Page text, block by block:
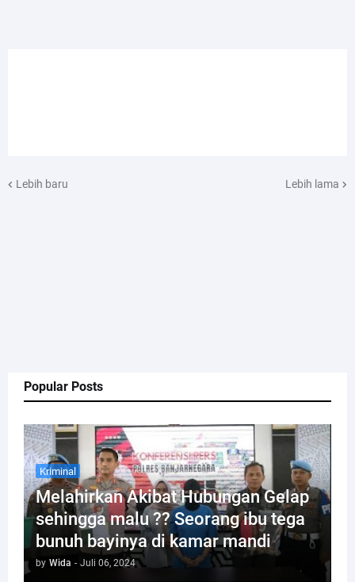
Popular Posts
Kriminal
Melahirkan Akibat Hubungan Gelap
sehingga malu ?? Seorang ibu tega
bunuh bayinya di kamar mandi
by Wida - Juli 06, 2024
Lebih baru Lebih lama